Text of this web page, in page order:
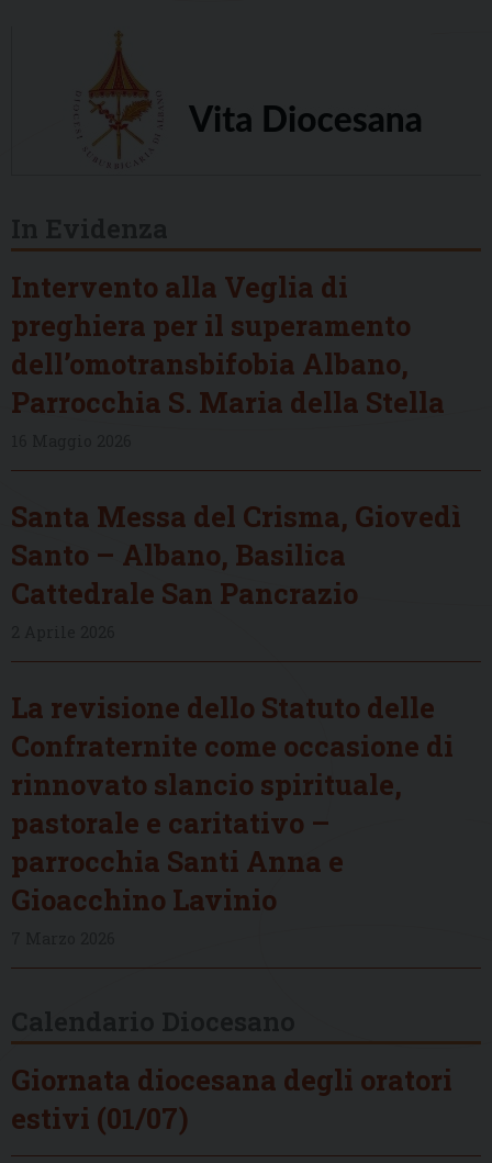
Intervento alla Veglia di
preghiera per il superamento
dell’omotransbifobia Albano,
Parrocchia S. Maria della Stella
Santa Messa del Crisma, Giovedì
Santo – Albano, Basilica
Cattedrale San Pancrazio
La revisione dello Statuto delle
Confraternite come occasione di
rinnovato slancio spirituale,
pastorale e caritativo –
parrocchia Santi Anna e
Gioacchino Lavinio
Giornata diocesana degli oratori
estivi (01/07)